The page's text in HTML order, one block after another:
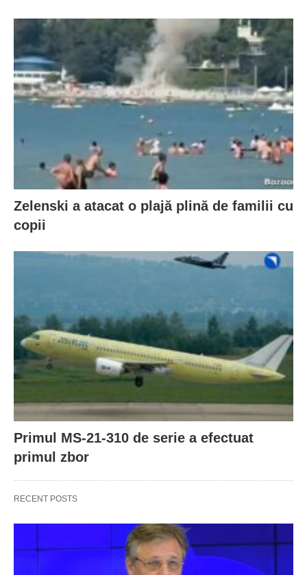
Zelenski a atacat o plajă plină de familii cu
copii
Primul MS-21-310 de serie a efectuat
primul zbor
RECENT POSTS